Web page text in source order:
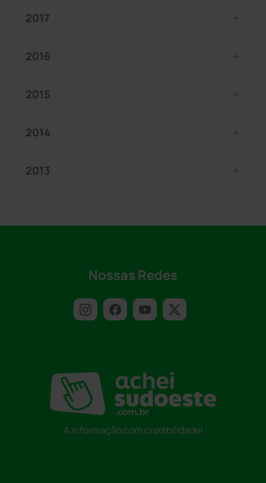
2017
2016
2015
2014
2013
Nossas Redes
A informação com credibilidade!